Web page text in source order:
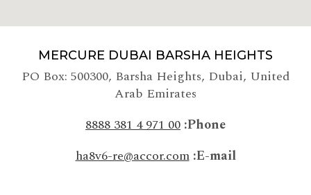
MERCURE DUBAI BARSHA HEIGHTS
PO Box: 500300, Barsha Heights, Dubai, United
Arab Emirates
Phone
00 971 4 381 8888
E-mail
ha8v6-re@accor.com